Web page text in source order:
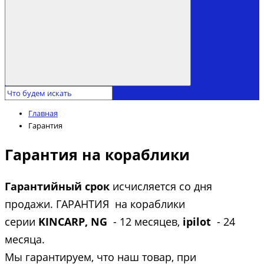
Главная
Гарантия
Гарантия на кораблики
Гарантийный срок исчисляется со дня
продажи. ГАРАНТИЯ на кораблики
серии KINCARP, NG - 12 месяцев, ipilot - 24
месяца.
Мы гарантируем, что наш товар, при